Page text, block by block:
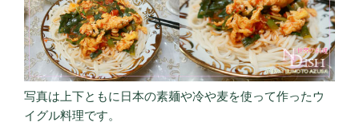
写真は上下ともに日本の素麺や冷や麦を使って作ったウ
イグル料理です。